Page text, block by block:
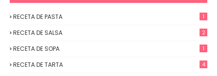
RECETA DE PASTA 1
RECETA DE SALSA 2
RECETA DE SOPA 1
RECETA DE TARTA 4